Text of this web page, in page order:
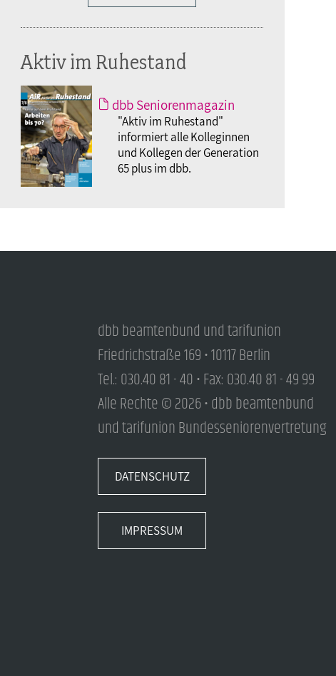
Aktiv im Ruhestand
dbb Seniorenmagazin
"Aktiv im Ruhestand"
informiert alle Kolleginnen
und Kollegen der Generation
65 plus im dbb.
dbb beamtenbund und tarifunion
Friedrichstraße 169 • 10117 Berlin
Tel.: 030.40 81 - 40 • Fax: 030.40 81 - 49 99
Alle Rechte © 2026 • dbb beamtenbund
und tarifunion Bundesseniorenvertretung
DATENSCHUTZ
IMPRESSUM